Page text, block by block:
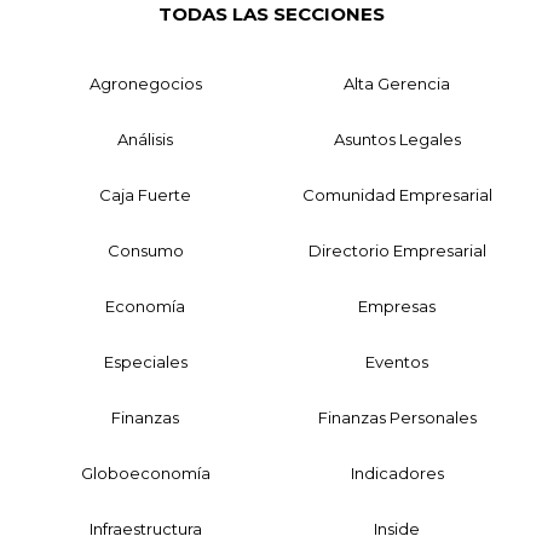
TODAS LAS SECCIONES
Agronegocios Alta Gerencia
Análisis Asuntos Legales
Caja Fuerte Comunidad Empresarial
Consumo Directorio Empresarial
Economía Empresas
Especiales Eventos
Finanzas Finanzas Personales
Globoeconomía Indicadores
Infraestructura Inside